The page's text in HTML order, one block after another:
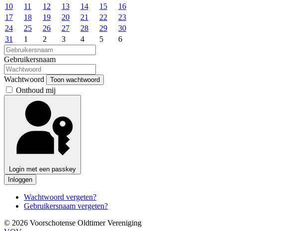
10
11 12 13 14 15
16
17
18 19 20 21 22
23
24
25 26 27 28 29
30
31
1 2 3 4 5 6
Gebruikersnaam
Wachtwoord Toon wachtwoord
Onthoud mij
Login met een passkey
Inloggen
Wachtwoord vergeten?
Gebruikersnaam vergeten?
© 2026 Voorschotense Oldtimer Vereniging